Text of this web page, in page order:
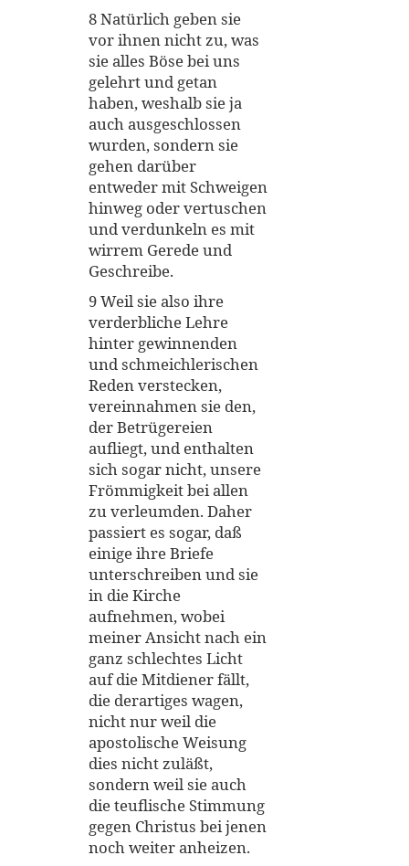
8 Natürlich geben sie
vor ihnen nicht zu, was
sie alles Böse bei uns
gelehrt und getan
haben, weshalb sie ja
auch ausgeschlossen
wurden, sondern sie
gehen darüber
entweder mit Schweigen
hinweg oder vertuschen
und verdunkeln es mit
wirrem Gerede und
Geschreibe.
9 Weil sie also ihre
verderbliche Lehre
hinter gewinnenden
und schmeichlerischen
Reden verstecken,
vereinnahmen sie den,
der Betrügereien
aufliegt, und enthalten
sich sogar nicht, unsere
Frömmigkeit bei allen
zu verleumden. Daher
passiert es sogar, daß
einige ihre Briefe
unterschreiben und sie
in die Kirche
aufnehmen, wobei
meiner Ansicht nach ein
ganz schlechtes Licht
auf die Mitdiener fällt,
die derartiges wagen,
nicht nur weil die
apostolische Weisung
dies nicht zuläßt,
sondern weil sie auch
die teuflische Stimmung
gegen Christus bei jenen
noch weiter anheizen.